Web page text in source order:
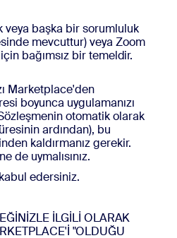
veya başka bir sorumluluk
mevcuttur) veya Zoom
bağımsız bir temeldir.
Marketplace'den
boyunca uygulamanızı
otomatik olarak
ardından), bu
kaldırmanız gerekir.
de uymalısınız.
edersiniz.
İLGİLİ OLARAK
"OLDUĞU